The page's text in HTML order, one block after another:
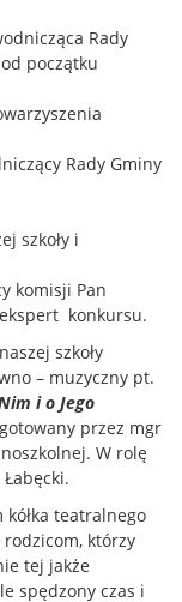
Rady
początku
Rady Gminy
szkoły i
komisji Pan
konkursu.
szkoły
– muzyczny pt.
i o Jego
przez mgr
W rolę
teatralnego
rodzicom, którzy
tej jakże
spędzony czas i